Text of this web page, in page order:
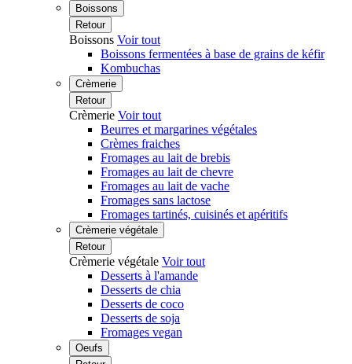
Boissons
Retour
Boissons Voir tout
Boissons fermentées à base de grains de kéfir
Kombuchas
Crèmerie
Retour
Crèmerie Voir tout
Beurres et margarines végétales
Crèmes fraiches
Fromages au lait de brebis
Fromages au lait de chevre
Fromages au lait de vache
Fromages sans lactose
Fromages tartinés, cuisinés et apéritifs
Crèmerie végétale
Retour
Crèmerie végétale Voir tout
Desserts à l'amande
Desserts de chia
Desserts de coco
Desserts de soja
Fromages vegan
Oeufs